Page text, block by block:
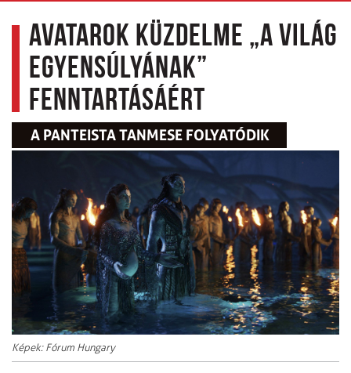
Avatarok küzdelme „a világ
egyensúlyának”
fenntartásáért
A PANTEISTA TANMESE FOLYATÓDIK
Képek: Fórum Hungary